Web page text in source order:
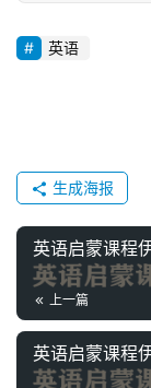
英语
生成海报
英语启蒙课程
上一篇
英语启蒙课程